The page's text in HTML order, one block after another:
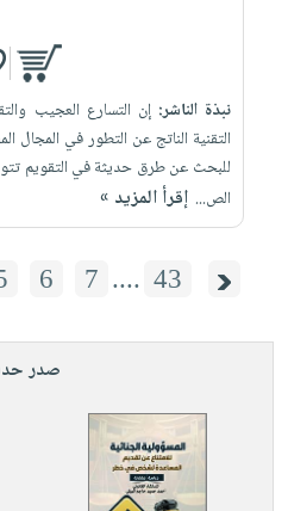
نبذة الناشر:إن التسارع العجيب
التقنية الناتج عن التطور في المجال
للبحث عن طرق حديثة في التقويم
الص... إقرأ المزيد »
6 7 .... 43
صدر